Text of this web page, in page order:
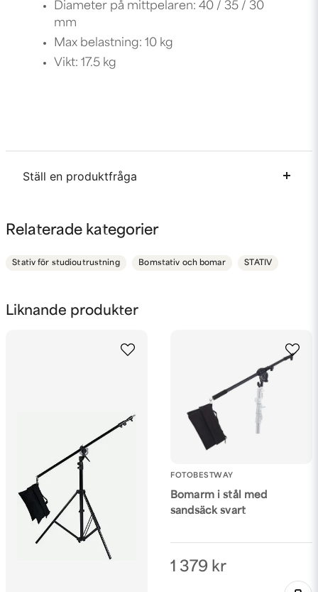
Liknande produkter
FOTOBESTWAY
Bomarm i stål med
sandsäck svart
1 379 kr
Diameter på mittpelaren: 40 / 35 / 30
mm
Max belastning: 10 kg
Vikt: 17.5 kg
Ställ en produktfråga
Fråga oss något om denna produkten...
Ja, ni får publicera min fråga
Relaterade kategorier
Stativ för studioutrustning Bomstativ och bomar STATIV